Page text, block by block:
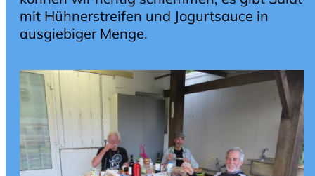
mit Hühnerstreifen und Jogurtsauce in
ausgiebiger Menge.